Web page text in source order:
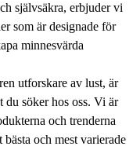
självsäkra, erbjuder vi
som är designade för
minnesvärda
utforskare av lust, är
du söker hos oss. Vi är
och trenderna
och mest varierade